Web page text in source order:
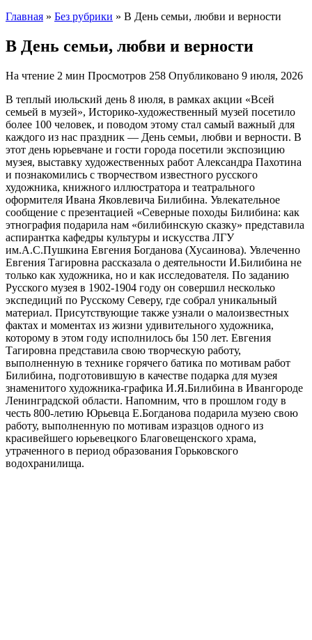
Главная » Без рубрики » В День семьи, любви и верности
В День семьи, любви и верности
На чтение 2 мин Просмотров 258 Опубликовано 9 июля, 2026
В теплый июльский день 8 июля, в рамках акции «Всей
семьей в музей», Историко-художественный музей посетило
более 100 человек, и поводом этому стал самый важный для
каждого из нас праздник — День семьи, любви и верности. В
этот день юрьевчане и гости города посетили экспозицию
музея, выставку художественных работ Александра Пахотина
и познакомились с творчеством известного русского
художника, книжного иллюстратора и театрального
оформителя Ивана Яковлевича Билибина. Увлекательное
сообщение с презентацией «Северные походы Билибина: как
этнография подарила нам «билибинскую сказку» представила
аспирантка кафедры культуры и искусства ЛГУ
им.А.С.Пушкина Евгения Богданова (Хусаинова). Увлеченно
Евгения Тагировна рассказала о деятельности И.Билибина не
только как художника, но и как исследователя. По заданию
Русского музея в 1902-1904 году он совершил несколько
экспедиций по Русскому Северу, где собрал уникальный
материал. Присутствующие также узнали о малоизвестных
фактах и моментах из жизни удивительного художника,
которому в этом году исполнилось бы 150 лет. Евгения
Тагировна представила свою творческую работу,
выполненную в технике горячего батика по мотивам работ
Билибина, подготовившую в качестве подарка для музея
знаменитого художника-графика И.Я.Билибина в Ивангороде
Ленинградской области. Напомним, что в прошлом году в
честь 800-летию Юрьевца Е.Богданова подарила музею свою
работу, выполненную по мотивам изразцов одного из
красивейшего юрьевецкого Благовещенского храма,
утраченного в период образования Горьковского
водохранилища.